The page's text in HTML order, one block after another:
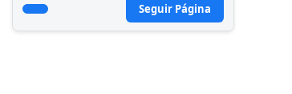
Seguir Página